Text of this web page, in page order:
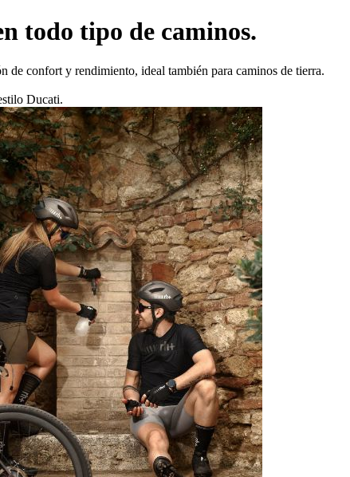
todo tipo de caminos.
confort y rendimiento, ideal también para caminos de tierra.
Ducati.